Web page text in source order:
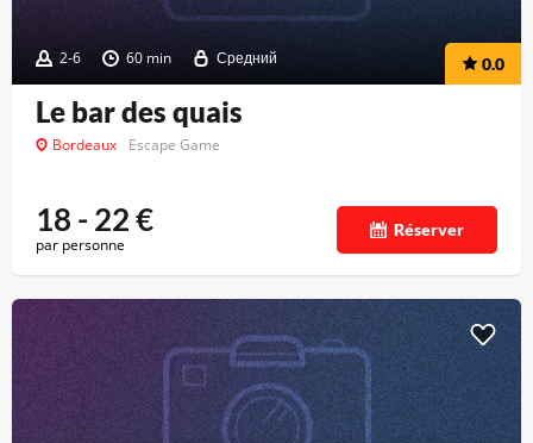
2-6 60 min Средний 0.0
Le bar des quais
Bordeaux Escape Game
18 - 22€
par personne
Réserver